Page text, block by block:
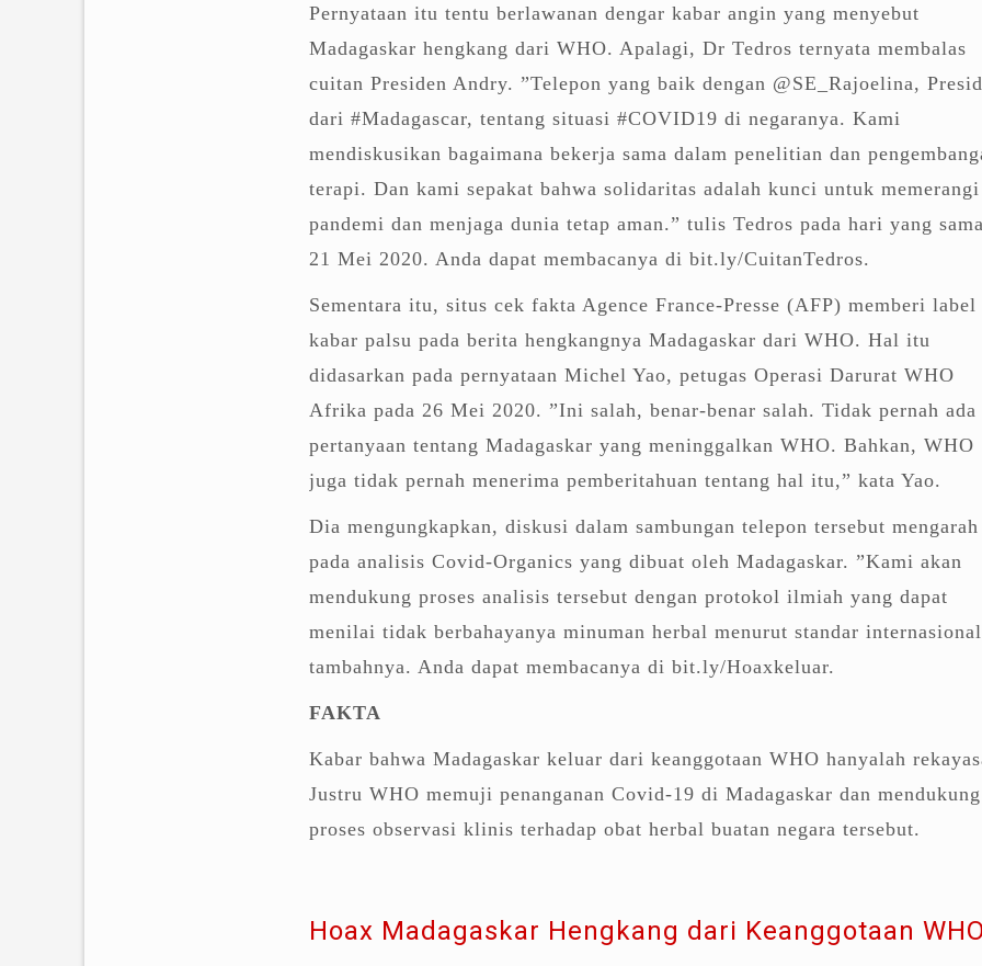
Pernyataan itu tentu berlawanan dengar kabar angin yang menyebut
Madagaskar hengkang dari WHO. Apalagi, Dr Tedros ternyata membalas
cuitan Presiden Andry. ”Telepon yang baik dengan @SE_Rajoelina,
dari #Madagascar, tentang situasi #COVID19 di negaranya. Kami
mendiskusikan bagaimana bekerja sama dalam penelitian dan
terapi. Dan kami sepakat bahwa solidaritas adalah kunci untuk memerangi
pandemi dan menjaga dunia tetap aman.” tulis Tedros pada hari yang
21 Mei 2020. Anda dapat membacanya di bit.ly/CuitanTedros.
Sementara itu, situs cek fakta Agence France-Presse (AFP) memberi label
kabar palsu pada berita hengkangnya Madagaskar dari WHO. Hal itu
didasarkan pada pernyataan Michel Yao, petugas Operasi Darurat WHO
Afrika pada 26 Mei 2020. ”Ini salah, benar-benar salah. Tidak pernah ada
pertanyaan tentang Madagaskar yang meninggalkan WHO. Bahkan, WHO
juga tidak pernah menerima pemberitahuan tentang hal itu,” kata Yao.
Dia mengungkapkan, diskusi dalam sambungan telepon tersebut mengarah
pada analisis Covid-Organics yang dibuat oleh Madagaskar. ”Kami akan
mendukung proses analisis tersebut dengan protokol ilmiah yang dapat
menilai tidak berbahayanya minuman herbal menurut standar
tambahnya. Anda dapat membacanya di bit.ly/Hoaxkeluar.
FAKTA
Kabar bahwa Madagaskar keluar dari keanggotaan WHO hanyalah
Justru WHO memuji penanganan Covid-19 di Madagaskar dan mendukung
proses observasi klinis terhadap obat herbal buatan negara tersebut.
Hoax Madagaskar Hengkang dari Keanggotaan